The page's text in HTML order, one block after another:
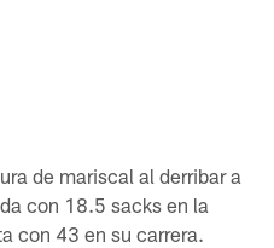
de mariscal al derribar a
con 18.5 sacks en la
con 43 en su carrera.